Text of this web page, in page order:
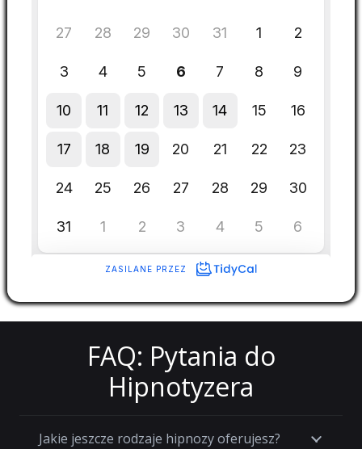
FAQ: Pytania do
Hipnotyzera
Jakie jeszcze rodzaje hipnozy oferujesz?